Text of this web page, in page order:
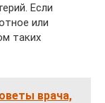
Если
или
таких
врача,